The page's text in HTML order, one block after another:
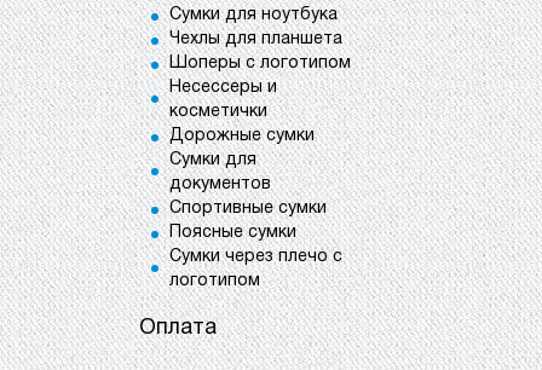
Сумки для ноутбука
Чехлы для планшета
Шоперы с логотипом
Несессеры и
косметички
Дорожные сумки
Сумки для
документов
Спортивные сумки
Поясные сумки
Сумки через плечо с
логотипом
Оплата